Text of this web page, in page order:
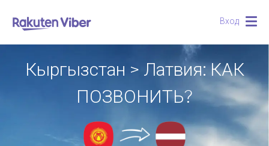
Вход
Кыргызстан > Латвия: КАК
ПОЗВОНИТЬ?